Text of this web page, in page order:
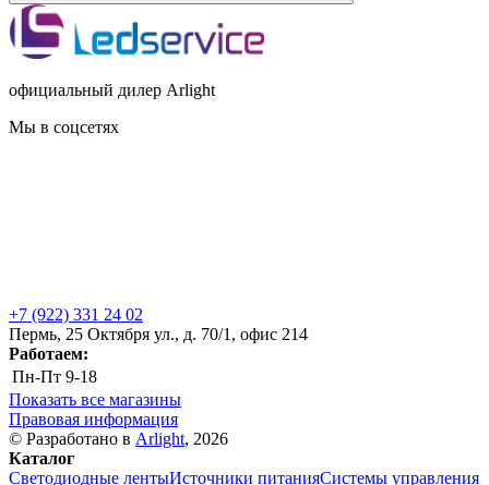
официальный дилер Arlight
Мы в соцсетях
+7 (922) 331 24 02
Пермь, 25 Октября ул., д. 70/1, офис 214
Работаем:
Пн-Пт 9-18
Показать все магазины
Правовая информация
© Разработано в Arlight, 2026
Каталог
Светодиодные лентыИсточники питанияСистемы управления